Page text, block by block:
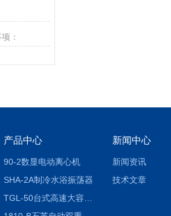
：
产品中心
90-2数显电动离心机
SHA-2A制冷水浴振荡器
新闻中心
新闻资讯
技术文章